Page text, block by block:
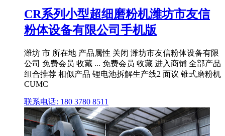
CR系列小型超细磨粉机潍坊市友信
粉体设备有限公司手机版
潍坊 市 所在地 产品属性 关闭 潍坊市友信粉体设备有限
公司 免费会员 收藏 ... 免费会员 收藏 进入商铺 全部产品
组合推荐 相似产品 锂电池拆解生产线2 面议 锥式磨粉机
CUMC
联系电话: 180 3780 8511